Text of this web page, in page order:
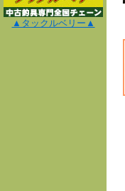
▲タックルベリー▲